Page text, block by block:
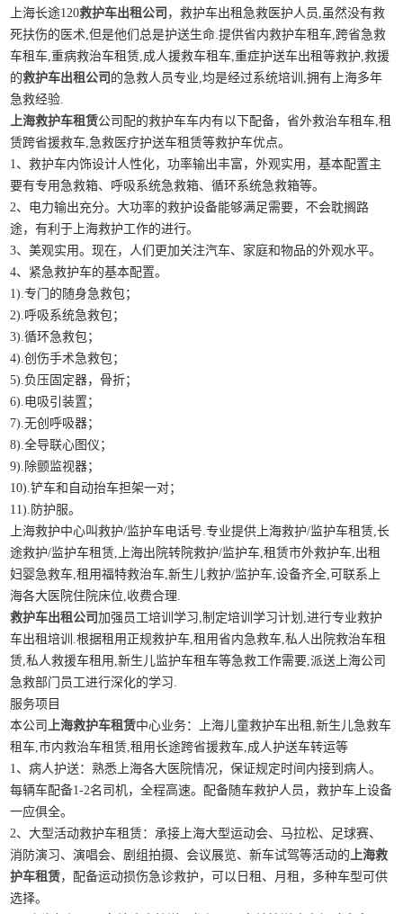
上海长途120救护车出租公司 ，救护车出租急救医护人员,虽然没有救
死扶伤的医术,但是他们总是护送生命.提供省内救护车租车,跨省急救
车租车,重病救治车租赁,成人援救车租车,重症护送车出租等救护,救援
的救护车出租公司 的急救人员专业,均是经过系统培训,拥有上海多年
急救经验.
上海救护车租赁公司配的救护车车内有以下配备，省外救治车租车,租
赁跨省援救车,急救医疗护送车租赁等救护车优点。
1、救护车内饰设计人性化，功率输出丰富，外观实用，基本配置主
要有专用急救箱、呼吸系统急救箱、循环系统急救箱等。
2、电力输出充分。大功率的救护设备能够满足需要，不会耽搁路
途，有利于上海救护工作的进行。
3、美观实用。现在，人们更加关注汽车、家庭和物品的外观水平。
4、紧急救护车的基本配置。
1).专门的随身急救包；
2).呼吸系统急救包；
3).循环急救包；
4).创伤手术急救包；
5).负压固定器，骨折；
6).电吸引装置；
7).无创呼吸器；
8).全导联心图仪；
9).除颤监视器；
10).铲车和自动抬车担架一对；
11).防护服。
上海救护中心叫救护/监护车电话号.专业提供上海救护/监护车租赁,长
途救护/监护车租赁,上海出院转院救护/监护车,租赁市外救护车,出租
妇婴急救车,租用福特救治车,新生儿救护/监护车,设备齐全,可联系上
海各大医院住院床位,收费合理.
救护车出租公司加强员工培训学习,制定培训学习计划,进行专业救护
车出租培训.根据租用正规救护车,租用省内急救车,私人出院救治车租
赁,私人救援车租用,新生儿监护车租车等急救工作需要,派送上海公司
急救部门员工进行深化的学习.
服务项目
本公司上海救护车租赁中心业务：上海儿童救护车出租,新生儿急救车
租车,市内救治车租赁,租用长途跨省援救车,成人护送车转运等
1、病人护送：熟悉上海各大医院情况，保证规定时间内接到病人。
每辆车配备1-2名司机，全程高速。配备随车救护人员，救护车上设备
一应俱全。
2、大型活动救护车租赁：承接上海大型运动会、马拉松、足球赛、
消防演习、演唱会、剧组拍摄、会议展览、新车试驾等活动的上海救
护车租赁，配备运动损伤急诊救护，可以日租、月租，多种车型可供
选择。